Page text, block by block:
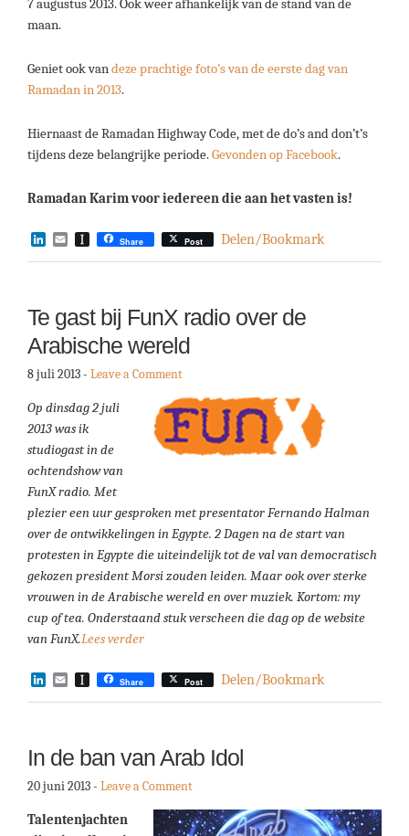
7 augustus 2013. Ook weer afhankelijk van de stand van de
maan.
Geniet ook vandeze prachtige foto’s van de eerste dag van
Ramadan in 2013.
Hiernaast de Ramadan Highway Code, met de do’s and don’t’s
tijdens deze belangrijke periode.Gevonden op Facebook.
Ramadan Karim voor iedereen die aan het vasten is!
LinkedIn
EmailInstapaper
Share Post Delen/Bookmark
Te gast bij FunX radio over de
Arabische wereld
8 juli 2013- Leave a Comment
Op dinsdag 2 juli
2013 was ik
studiogast in de
ochtendshow van
FunX radio. Met
plezier een uur gesproken met presentator Fernando Halman
over de ontwikkelingen in Egypte. 2 Dagen na de start van
protesten in Egypte die uiteindelijk tot de val van democratisch
gekozen president Morsi zouden leiden. Maar ook over sterke
vrouwen in de Arabische wereld en over muziek. Kortom: my
cup of tea. Onderstaand stuk verscheen die dag op de website
van FunX.Lees verder
LinkedIn
EmailInstapaper
Share Post Delen/Bookmark
In de ban van Arab Idol
20 juni 2013- Leave a Comment
Talentenjachten